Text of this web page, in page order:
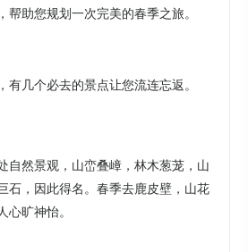
帮助您规划一次完美的春季之旅。
有几个必去的景点让您流连忘返。
自然景观，山峦叠嶂，林木葱茏，山
石，因此得名。春季去鹿皮壁，山花
旷神怡。